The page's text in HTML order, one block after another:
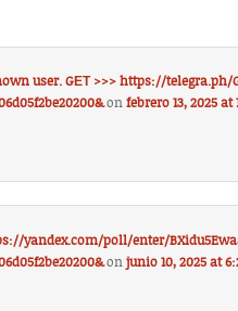
user. GЕТ >>> https://telegra.ph/
onfebrero 13, 2025 at
yandex.com/poll/enter/
onjunio 10, 2025 at